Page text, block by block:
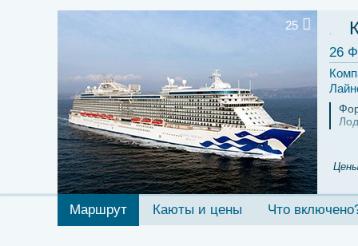
26
25
Маршрут Каюты и цены Что